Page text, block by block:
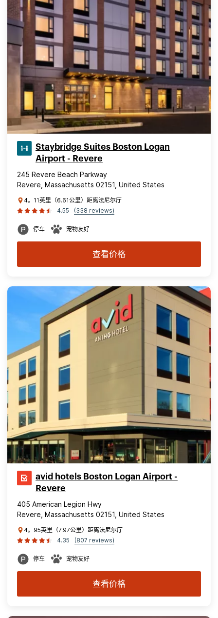
Staybridge Suites Boston Logan
Airport - Revere
245 Revere Beach Parkway
Revere, Massachusetts 02151, United States
4。11英里（6.61公里）距离法尼尔厅
4.55
(338 reviews)
停车 宠物友好
查看价格
avid hotels Boston Logan Airport -
Revere
405 American Legion Hwy
Revere, Massachusetts 02151, United States
4。95英里（7.97公里）距离法尼尔厅
4.35
(807 reviews)
停车 宠物友好
查看价格